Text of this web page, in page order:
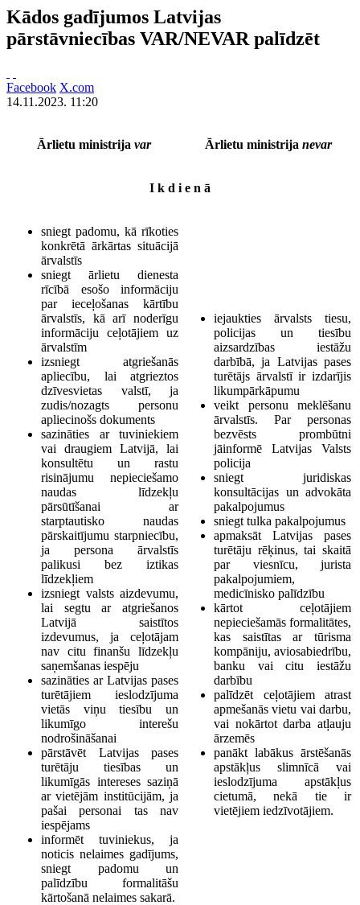
Kādos gadījumos Latvijas
pārstāvniecības VAR/NEVAR palīdzēt
Facebook X.com
14.11.2023. 11:20
Ārlietu ministrija var Ārlietu ministrija nevar
I k d i e n ā
sniegt padomu, kā rīkoties
konkrētā ārkārtas situācijā
ārvalstīs
sniegt ārlietu dienesta
rīcībā esošo informāciju
par ieceļošanas kārtību
ārvalstīs, kā arī noderīgu
informāciju ceļotājiem uz
ārvalstīm
izsniegt atgriešanās
apliecību, lai atgrieztos
dzīvesvietas valstī, ja
zudis/nozagts personu
apliecinošs dokuments
sazināties ar tuviniekiem
vai draugiem Latvijā, lai
konsultētu un rastu
risinājumu nepieciešamo
naudas līdzekļu
pārsūtīšanai ar
starptautisko naudas
pārskaitījumu starpniecību,
ja persona ārvalstīs
palikusi bez iztikas
līdzekļiem
izsniegt valsts aizdevumu,
lai segtu ar atgriešanos
Latvijā saistītos
izdevumus, ja ceļotājam
nav citu finanšu līdzekļu
saņemšanas iespēju
sazināties ar Latvijas pases
turētājiem ieslodzījuma
vietās viņu tiesību un
likumīgo interešu
nodrošināšanai
pārstāvēt Latvijas pases
turētāju tiesības un
likumīgās intereses saziņā
ar vietējām institūcijām, ja
pašai personai tas nav
iespējams
informēt tuviniekus, ja
noticis nelaimes gadījums,
sniegt padomu un
palīdzību formalitāšu
kārtošanā nelaimes sakarā.
iejaukties ārvalsts tiesu,
policijas un tiesību
aizsardzības iestāžu
darbībā, ja Latvijas pases
turētājs ārvalstī ir izdarījis
likumpārkāpumu
veikt personu meklēšanu
ārvalstīs. Par personas
bezvēsts prombūtni
jāinformē Latvijas Valsts
policija
sniegt juridiskas
konsultācijas un advokāta
pakalpojumus
sniegt tulka pakalpojumus
apmaksāt Latvijas pases
turētāju rēķinus, tai skaitā
par viesnīcu, jurista
pakalpojumiem,
medicīnisko palīdzību
kārtot ceļotājiem
nepieciešamās formalitātes,
kas saistītas ar tūrisma
kompāniju, aviosabiedrību,
banku vai citu iestāžu
darbību
palīdzēt ceļotājiem atrast
apmešanās vietu vai darbu,
vai nokārtot darba atļauju
ārzemēs
panākt labākus ārstēšanās
apstākļus slimnīcā vai
ieslodzījuma apstākļus
cietumā, nekā tie ir
vietējiem iedzīvotājiem.